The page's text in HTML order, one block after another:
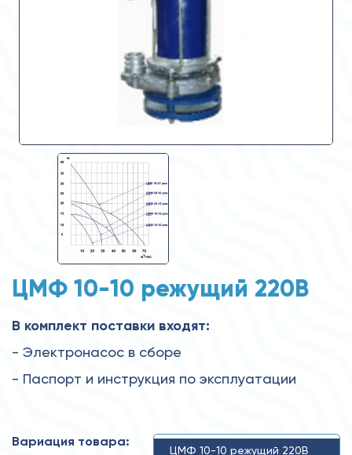
ЦМФ 10-10 режущий 220В
В комплект поставки входят:
- Электронасос в сборе
- Паспорт и инструкция по эксплуатации
Вариация товара:
ЦМФ 10-10 режущий 220В